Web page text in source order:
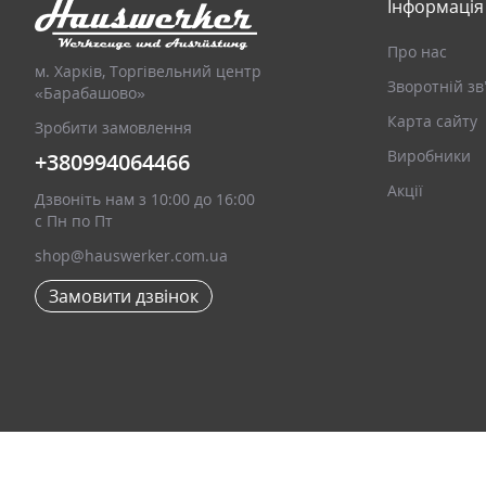
м. Харків, Торгівельний центр
«Барабашово»
Зробити замовлення
+380994064466
Дзвоніть нам з 10:00 до 16:00
с Пн по Пт
shop@hauswerker.com.ua
Замовити дзвінок
Інформація
Про нас
Зворотній
Карта сайту
Виробники
Акції